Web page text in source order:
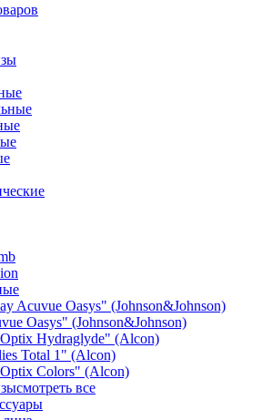
Acuvue Oasys" (Johnson&Johnson)
Oasys" (Johnson&Johnson)
Hydraglyde" (Alcon)
Total 1" (Alcon)
Colors" (Alcon)
смотреть все